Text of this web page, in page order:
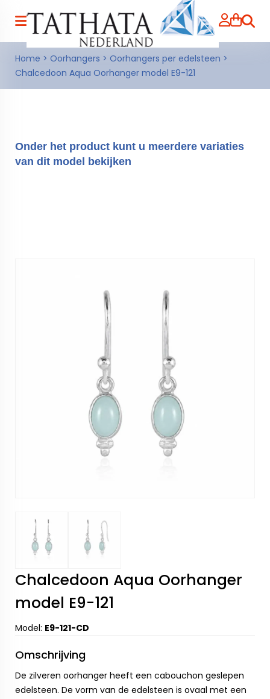
Home > Oorhangers > Oorhangers per edelsteen >
Chalcedoon Aqua Oorhanger model E9-121
Onder het product kunt u meerdere variaties
van dit model bekijken
Chalcedoon Aqua Oorhanger
model E9-121
Model: E9-121-CD
Omschrijving
De zilveren oorhanger heeft een cabouchon geslepen
edelsteen. De vorm van de edelsteen is ovaal met een